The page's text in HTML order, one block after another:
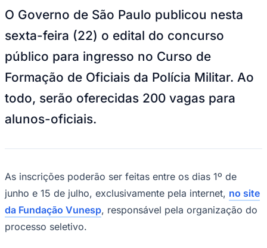
NFL
UFC
MLB
Atletismo
NBB
Competições de Futebol
Brasileirão Série B
Copa do Brasil
Libertadores
Sul-Americana
Copa América
Champions League
Premier League
O Governo de São Paulo publicou nesta
sexta-feira (22) o edital do concurso
público para ingresso no Curso de
Formação de Oficiais da Polícia Militar. Ao
todo, serão oferecidas 200 vagas para
alunos-oficiais.
As inscrições poderão ser feitas entre os dias 1º de
junho e 15 de julho, exclusivamente pela internet, no site
da Fundação Vunesp, responsável pela organização do
processo seletivo.